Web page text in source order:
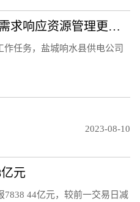
盐城响水供电：让电力需求响应资源管理更精细
任务，盐城响水县供电公司
2023-08-10
元
44亿元，较前一交易日减